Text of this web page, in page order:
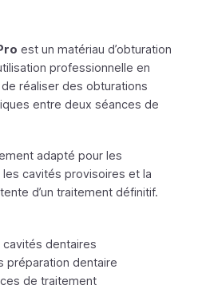
est un matériau d’obturation
professionnelle en
réaliser des obturations
entre deux séances de
adapté pour les
cavités provisoires et la
d’un traitement définitif.
dentaires
préparation dentaire
de traitement